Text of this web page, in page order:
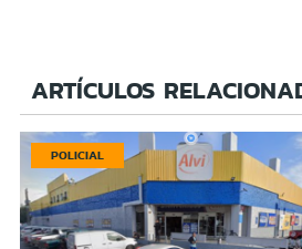
ARTÍCULOS
POLICIAL